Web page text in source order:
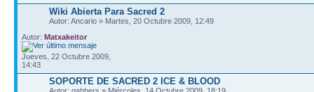
Wiki Abierta Para Sacred 2
Autor: Ancario » Martes, 20 Octubre 2009, 12:49
Autor: Matxakeitor
Jueves, 22 Octubre 2009,
14:43
SOPORTE DE SACRED 2 ICE & BLOOD
Autor: gabbers » Miércoles, 14 Octubre 2009, 18:19